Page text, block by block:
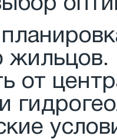
жильцов.
от
и